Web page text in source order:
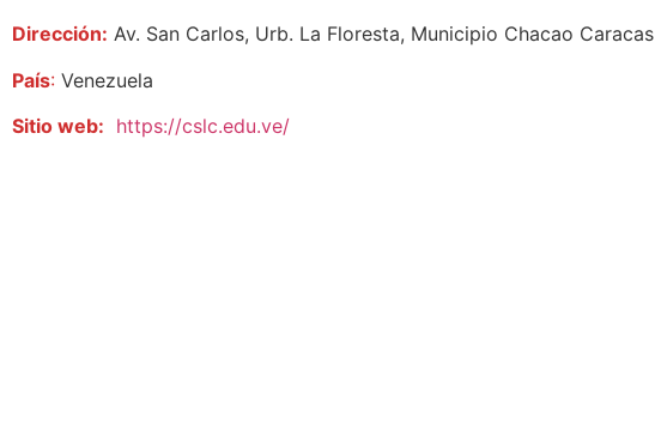
Dirección: Av. San Carlos, Urb. La Floresta, Municipio Chacao Caracas
País: Venezuela
Sitio web: https://cslc.edu.ve/